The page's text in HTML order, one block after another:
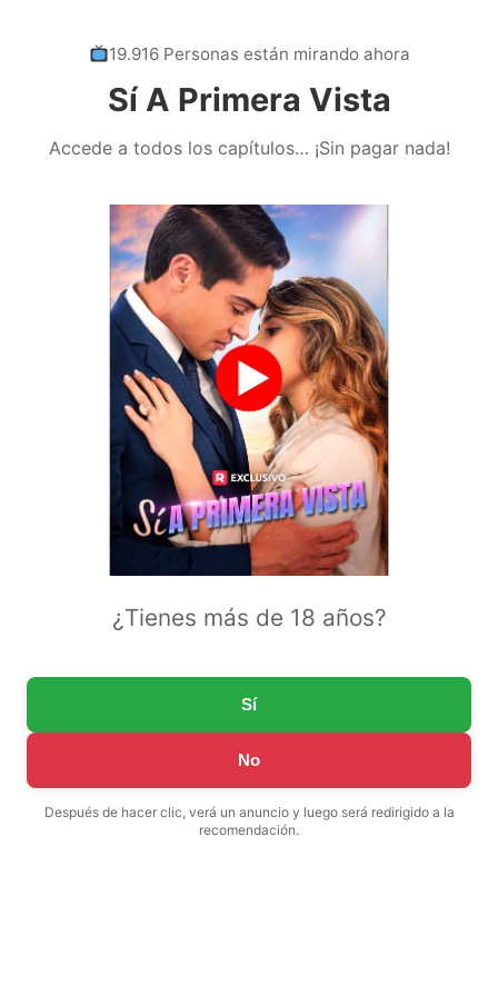
19.916 Personas están mirando ahora
Sí A Primera Vista
Accede a todos los capítulos… ¡Sin pagar nada!
¿Tienes más de 18 años?
Sí
No
Después de hacer clic, verá un anuncio y luego será redirigido a la
recomendación.